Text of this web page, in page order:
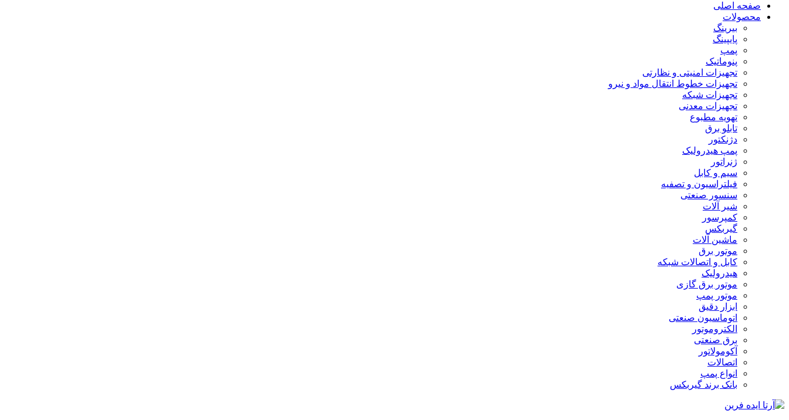
صفحه اصلی
محصولات
بیرینگ
پایپینگ
پمپ
پنوماتیک
تجهیزات امنیتی و نظارتی
تجهیزات خطوط انتقال مواد و نیرو
تجهیزات شبکه
تجهیزات معدنی
تهویه مطبوع
تابلو برق
دژنکتور
پمپ هیدرولیک
ژنراتور
سیم و کابل
فیلتراسیون و تصفیه
سنسور صنعتی
شیر آلات
کمپرسور
گیربکس
ماشین آلات
موتور برق
کابل و اتصالات شبکه
هیدرولیک
موتور برق گازی
موتور پمپ
ابزار دقیق
اتوماسیون صنعتی
الکتروموتور
برق صنعتی
آکومولاتور
اتصالات
انواع پمپ
بانک برند گیربکس